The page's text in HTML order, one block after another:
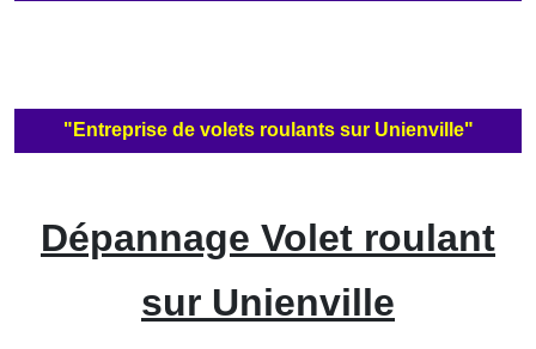
"Entreprise de volets roulants sur Unienville"
Dépannage Volet roulant
sur Unienville